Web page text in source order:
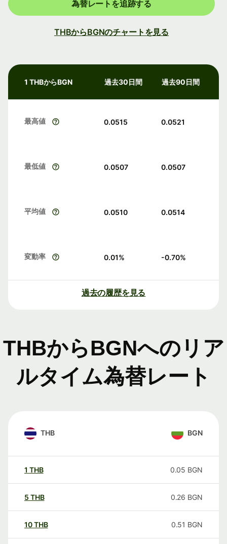
為替レートを追跡する
THBからBGNのチャートを見る
1 THBからBGN 過去30日間 過去90日間
最高値 0.0515 0.0521
最低値 0.0507 0.0507
平均値 0.0510 0.0514
変動率 0.01% -0.70%
過去の履歴を見る
THBからBGNへのリア
ルタイム為替レート
THB BGN
1 THB 0.05 BGN
5 THB 0.26 BGN
10THB 0.51 BGN